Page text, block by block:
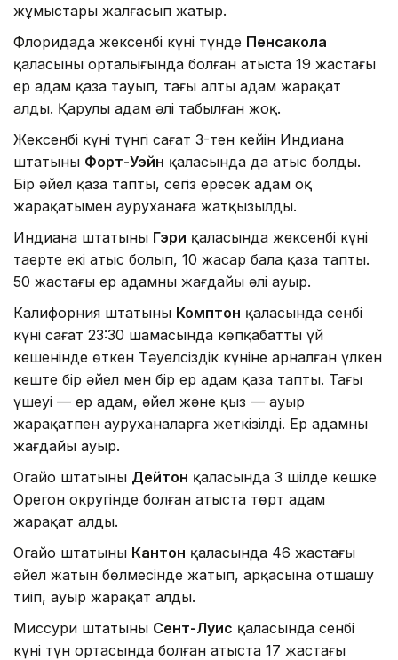
жұмыстары жалғасып жатыр.
Флоридада жексенбі күні түнде Пенсакола
қаласының орталығында болған атыста 19 жастағы
ер адам қаза тауып, тағы алты адам жарақат
алды. Қарулы адам әлі табылған жоқ.
Жексенбі күні түнгі сағат 3-тен кейін Индиана
штатының Форт-Уэйн қаласында да атыс болды.
Бір әйел қаза тапты, сегіз ересек адам оқ
жарақатымен ауруханаға жатқызылды.
Индиана штатының Гэри қаласында жексенбі күні
таңертең екі атыс болып, 10 жасар бала қаза тапты.
50 жастағы ер адамның жағдайы әлі ауыр.
Калифорния штатының Комптон қаласында сенбі
күні сағат 23:30 шамасында көпқабатты үй
кешенінде өткен Тәуелсіздік күніне арналған үлкен
кеште бір әйел мен бір ер адам қаза тапты. Тағы
үшеуі — ер адам, әйел және қыз — ауыр
жарақатпен ауруханаларға жеткізілді. Ер адамның
жағдайы ауыр.
Огайо штатының Дейтон қаласында 3 шілде кешке
Орегон округінде болған атыста төрт адам
жарақат алды.
Огайо штатының Кантон қаласында 46 жастағы
әйел жатын бөлмесінде жатып, арқасына отшашу
тиіп, ауыр жарақат алды.
Миссури штатының Сент-Луис қаласында сенбі
күні түн ортасында болған атыста 17 жастағы